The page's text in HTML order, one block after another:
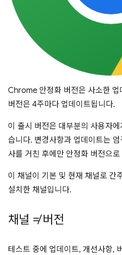
Chrome 안정화 버전은 사소한 업
버전은 4주마다 업데이트됩니다.
이 출시 버전은 대부분의 사용자에
습니다. 변경사항과 업데이트는
사를 거친 후에만 안정화 버전으
이 채널이 기본 및 현재 채널로 간
설치한 채널입니다.
채널 ≠ 버전
테스트 중에 업데이트, 개선사항,